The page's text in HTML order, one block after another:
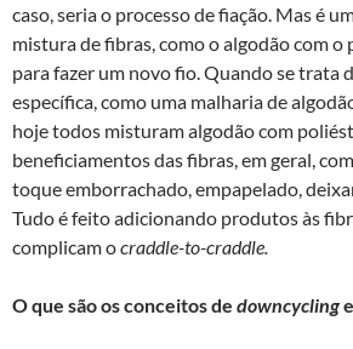
caso, seria o processo de fiação. Mas é
mistura de fibras, como o algodão com o
para fazer um novo fio. Quando se trata
específica, como uma malharia de
hoje todos misturam algodão com
beneficiamentos das fibras, em geral,
toque emborrachado, empapelado,
Tudo é feito adicionando produtos às
complicam ocraddle-to-craddle.
O que são os conceitos de downcyclinge